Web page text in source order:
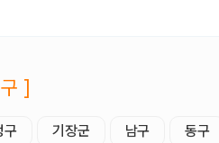
]
구 기장군 남구 동구